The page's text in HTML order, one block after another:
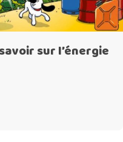
sur l’énergie